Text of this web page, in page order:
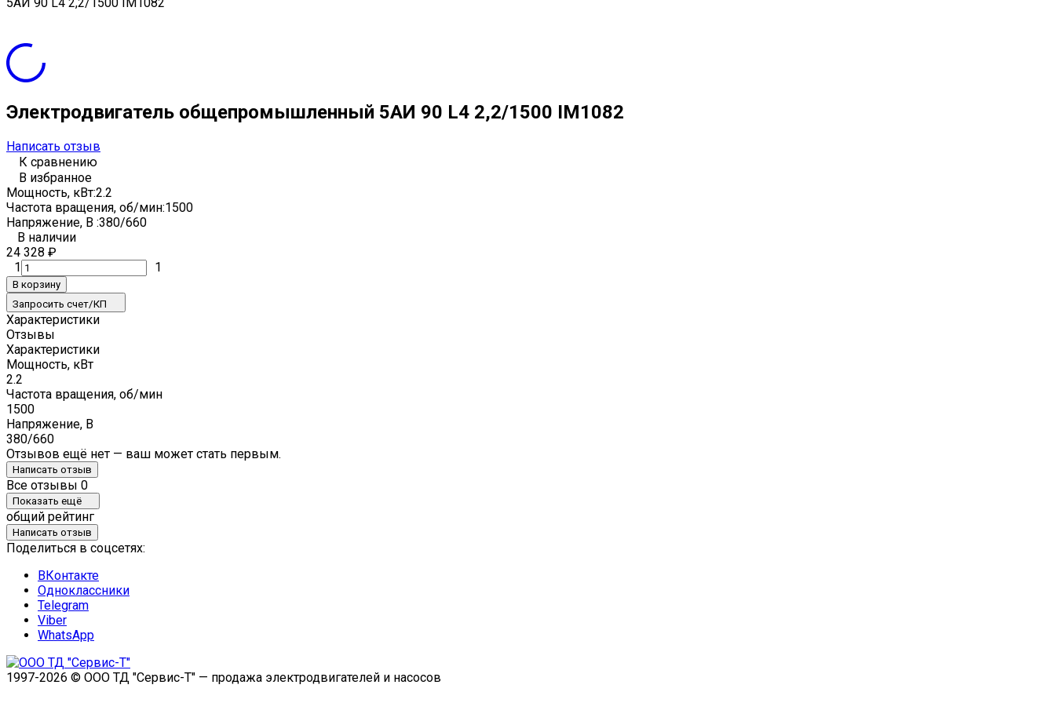
Электродвигатель общепромышленный 5АИ 90 L4 2,2/1500 IM1082
Написать отзыв
К сравнению
В избранное
Мощность, кВт:2.2
Частота вращения, об/мин:1500
Напряжение, В :380/660
В наличии
24 328 ₽
1
1
В корзину
Запросить счет/КП
Характеристики
Отзывы
Характеристики
Мощность, кВт
2.2
Частота вращения, об/мин
1500
Напряжение, В
380/660
Отзывов ещё нет — ваш может стать первым.
Написать отзыв
Все отзывы 0
Показать ещё
общий рейтинг
Написать отзыв
Поделиться в соцсетях:
ВКонтакте
Одноклассники
Telegram
Viber
WhatsApp
1997-2026 © ООО ТД "Сервис-Т" — продажа электродвигателей и насосов